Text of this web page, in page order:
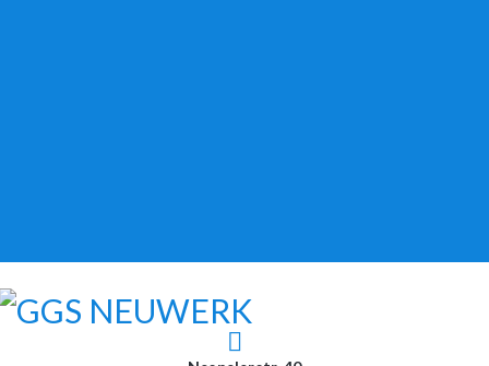
GGS NEUWERK
Gemeinschaftsgrundschule Neuwerk